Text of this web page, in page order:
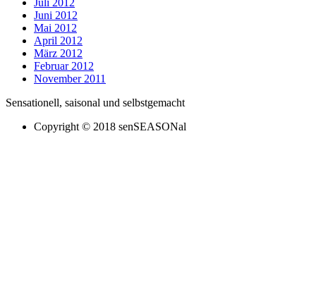
Juni 2012
Mai 2012
April 2012
März 2012
Februar 2012
November 2011
Sensationell, saisonal und selbstgemacht
Copyright © 2018 senSEASONal